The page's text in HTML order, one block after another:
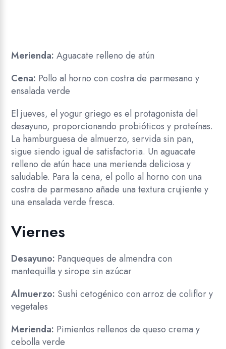
Merienda: Aguacate relleno de atún
Cena: Pollo al horno con costra de parmesano y
ensalada verde
El jueves, el yogur griego es el protagonista del
desayuno, proporcionando probióticos y proteínas.
La hamburguesa de almuerzo, servida sin pan,
sigue siendo igual de satisfactoria. Un aguacate
relleno de atún hace una merienda deliciosa y
saludable. Para la cena, el pollo al horno con una
costra de parmesano añade una textura crujiente y
una ensalada verde fresca.
Viernes
Desayuno: Panqueques de almendra con
mantequilla y sirope sin azúcar
Almuerzo: Sushi cetogénico con arroz de coliflor y
vegetales
Merienda: Pimientos rellenos de queso crema y
cebolla verde